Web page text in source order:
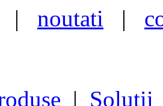
| noutati |
| Solutii